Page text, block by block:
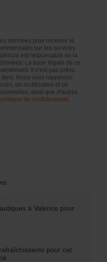
données pour recevoir la
sur les services
est responsable de la
La base légale de ce
Il n'est pas prévu
Nous vous rappelons
de rectification et de
ainsi que d'autres
politique de confidentialité.
à Valence pour
pour cet